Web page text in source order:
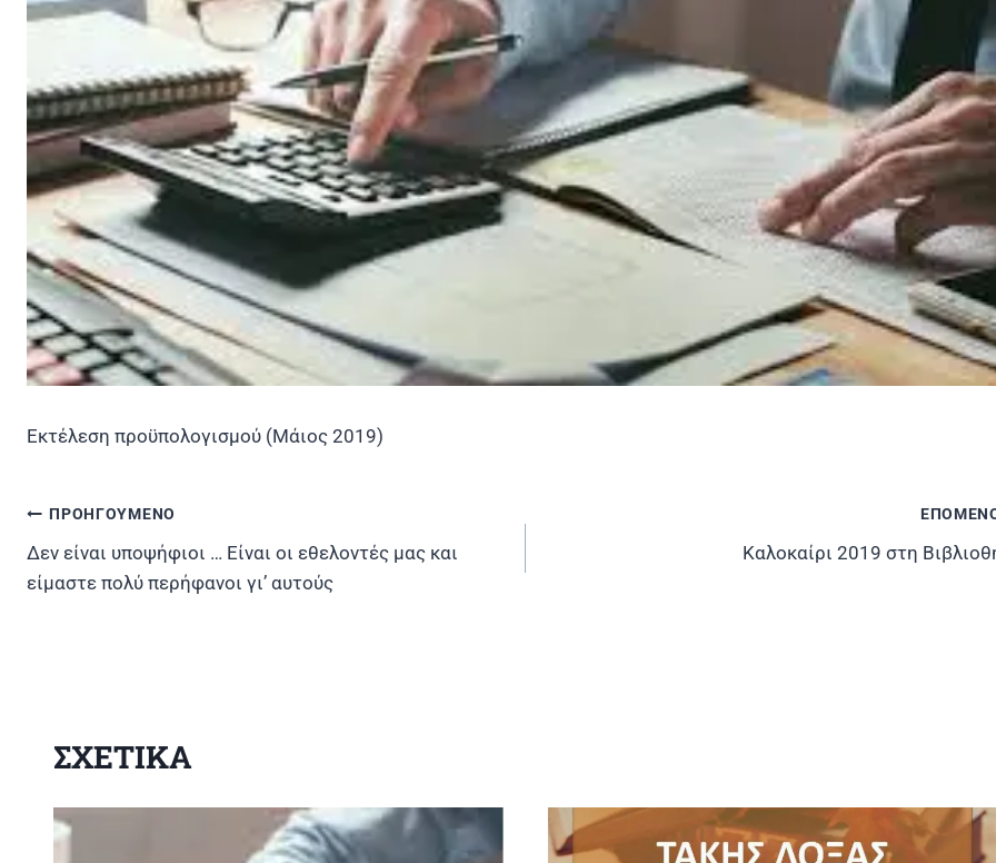
Εκτέλεση προϋπολογισμού (Μάιος 2019)
Πλοήγηση
άρθρων
ΠΡΟΗΓΟΥΜΕΝΟ
Δεν είναι υποψήφιοι … Είναι οι εθελοντές μας και
είμαστε πολύ περήφανοι γι’ αυτούς
Καλοκαίρι 2019 στη
ΣΧΕΤΙΚΑ